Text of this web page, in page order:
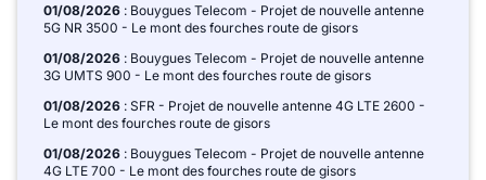
01/08/2026 : Bouygues Telecom - Projet de nouvelle antenne
5G NR 3500 - Le mont des fourches route de gisors
01/08/2026 : Bouygues Telecom - Projet de nouvelle antenne
3G UMTS 900 - Le mont des fourches route de gisors
01/08/2026 : SFR - Projet de nouvelle antenne 4G LTE 2600 -
Le mont des fourches route de gisors
01/08/2026 : Bouygues Telecom - Projet de nouvelle antenne
4G LTE 700 - Le mont des fourches route de gisors